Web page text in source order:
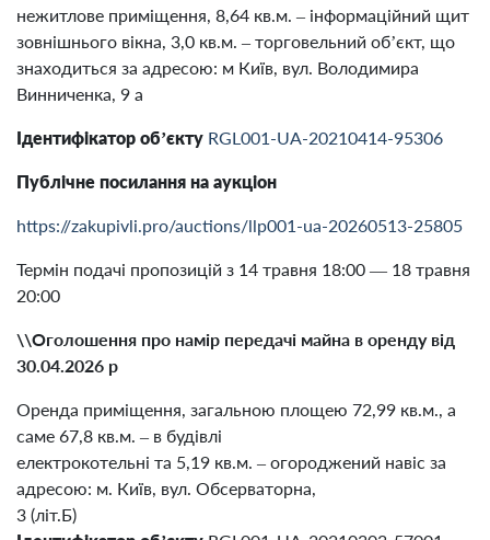
нежитлове приміщення, 8,64 кв.м. – інформаційний щит
зовнішнього вікна, 3,0 кв.м. – торговельний об’єкт, що
знаходиться за адресою: м Київ, вул. Володимира
Винниченка, 9 а
Ідентифікатор об’єкту RGL001-UA-20210414-95306
Публічне посилання на аукціон
https://zakupivli.pro/auctions/llp001-ua-20260513-25805
Термін подачі пропозицій з 14 травня 18:00 — 18 травня
20:00
\\Оголошення про намір передачі майна в оренду від
30.04.2026 р
Оренда приміщення, загальною площею 72,99 кв.м., а
саме 67,8 кв.м. – в будівлі
електрокотельні та 5,19 кв.м. – огороджений навіс за
адресою: м. Київ, вул. Обсерваторна,
3 (літ.Б)